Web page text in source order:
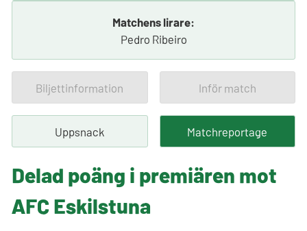
Matchens lirare:
Pedro Ribeiro
Biljettinformation Inför match
Uppsnack Matchreportage
Delad poäng i premiären mot
AFC Eskilstuna